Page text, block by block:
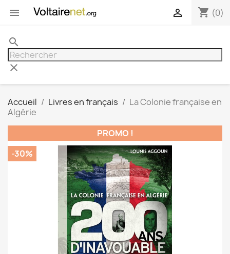
 shopping_cart (0)

search
clear
Accueil Livres en français
La Colonie française en
Algérie
PROMO !
-30%